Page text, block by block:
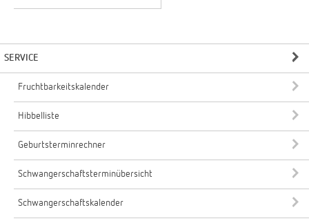
SERVICE
Fruchtbarkeitskalender
Hibbelliste
Geburtsterminrechner
Schwangerschaftsterminübersicht
Schwangerschaftskalender